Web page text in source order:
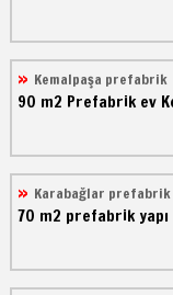
Kemalpaşa prefabrik
90 m2 Prefabrik ev
Karabağlar prefabrik
70 m2 prefabrik yapı